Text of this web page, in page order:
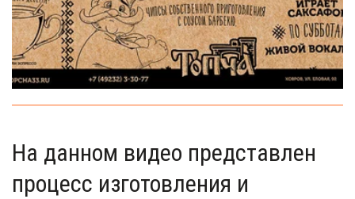
На данном видео представлен
процесс изготовления и